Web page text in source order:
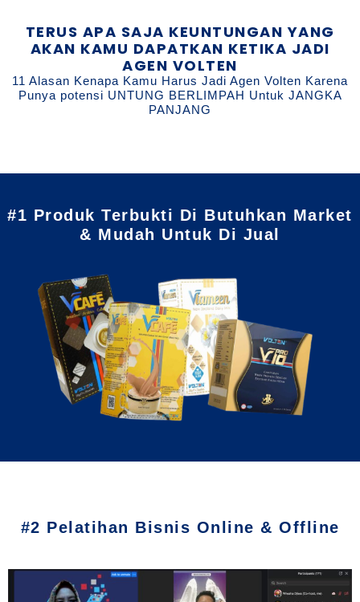
TERUS APA SAJA KEUNTUNGAN YANG
AKAN KAMU DAPATKAN KETIKA JADI
AGEN VOLTEN
11 Alasan Kenapa Kamu Harus Jadi Agen Volten Karena
Punya potensi UNTUNG BERLIMPAH Untuk JANGKA
PANJANG
#1 Produk Terbukti Di Butuhkan Market
& Mudah Untuk Di Jual
#2 Pelatihan Bisnis Online & Offline